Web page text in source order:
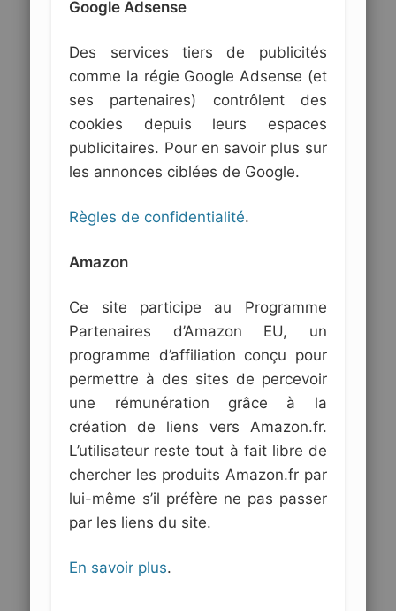
Google Adsense
Des services tiers de publicités
comme la régie Google Adsense (et
ses partenaires) contrôlent des
cookies depuis leurs espaces
publicitaires. Pour en savoir plus sur
les annonces ciblées de Google.
Règles de confidentialité.
Amazon
Ce site participe au Programme
Partenaires d’Amazon EU, un
programme d’affiliation conçu pour
permettre à des sites de percevoir
une rémunération grâce à la
création de liens vers Amazon.fr.
L’utilisateur reste tout à fait libre de
chercher les produits Amazon.fr par
lui-même s’il préfère ne pas passer
par les liens du site.
En savoir plus.